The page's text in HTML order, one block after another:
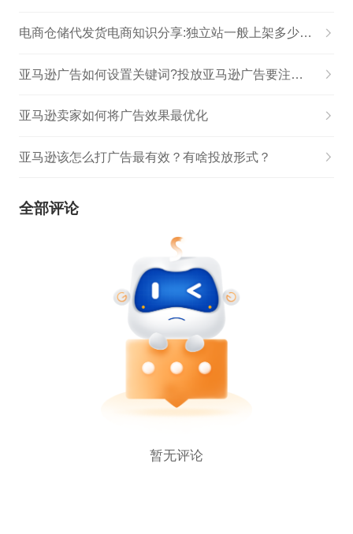
电商仓储代发货电商知识分享:独立站一般上架多少商品
亚马逊广告如何设置关键词?投放亚马逊广告要注意啥问题?
亚马逊卖家如何将广告效果最优化
亚马逊该怎么打广告最有效？有啥投放形式？
全部评论
暂无评论